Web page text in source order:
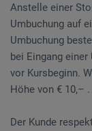
Anstelle einer
Umbuchung auf
Umbuchung
bei Eingang
vor Kursbeginn.
Höhe von € 10,– .
Der Kunde